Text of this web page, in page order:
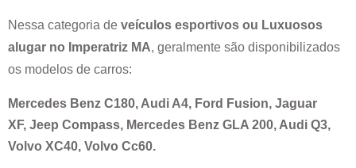
Nessa categoria de veículos esportivos ou Luxuosos
alugar no Imperatriz MA, geralmente são disponibilizados
os modelos de carros:
Mercedes Benz C180, Audi A4, Ford Fusion, Jaguar
XF, Jeep Compass, Mercedes Benz GLA 200, Audi Q3,
Volvo XC40, Volvo Cc60.